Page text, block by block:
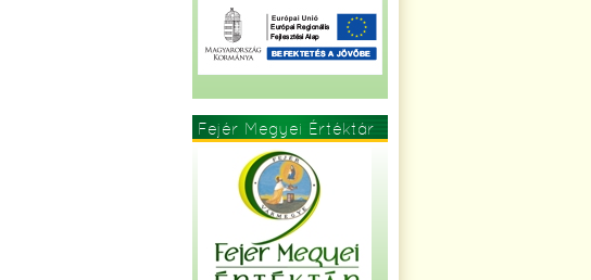
Fejér Megyei Értéktár